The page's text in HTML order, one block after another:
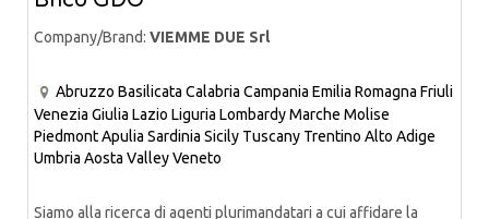
Company/Brand: VIEMME DUE Srl
Abruzzo Basilicata Calabria Campania Emilia Romagna Friuli
Venezia Giulia Lazio Liguria LombardyMarche Molise
PiedmontApulia Sardinia Sicily Tuscany Trentino Alto Adige
Umbria Aosta ValleyVeneto
Siamo alla ricerca di agenti plurimandatari a cui affidare la